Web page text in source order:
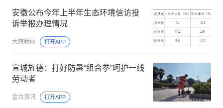
安徽公布今年上半年生态环境信访投
诉举报办理情况
大皖新闻 打开APP
宣城旌德：打好防暑“组合拳”呵护一线
劳动者
金台资讯 打开APP